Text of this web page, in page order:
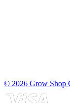
© 2026 Grow Shop